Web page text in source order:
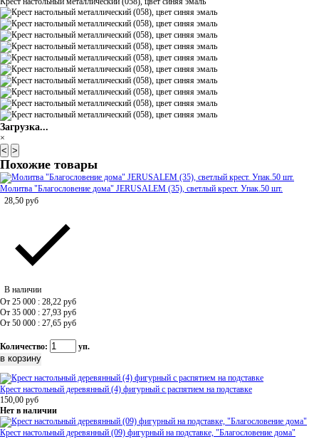
Загрузка...
×
< >
Похожие товары
Молитва "Благословение дома" JERUSALEM (35), светлый крест. Упак.50 шт.
28,50 руб
В наличии
От 25 000 : 28,22 руб
От 35 000 : 27,93 руб
От 50 000 : 27,65 руб
Количество: уп.
Крест настольный деревянный (4) фигурный с распятием на подставке
150,00 руб
Нет в наличии
Крест настольный деревянный (09) фигурный на подставке, "Благословение дома"